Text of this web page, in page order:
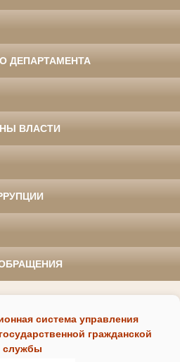
ДЕПАРТАМЕНТА
ВЛАСТИ
система управления
гражданской
службы